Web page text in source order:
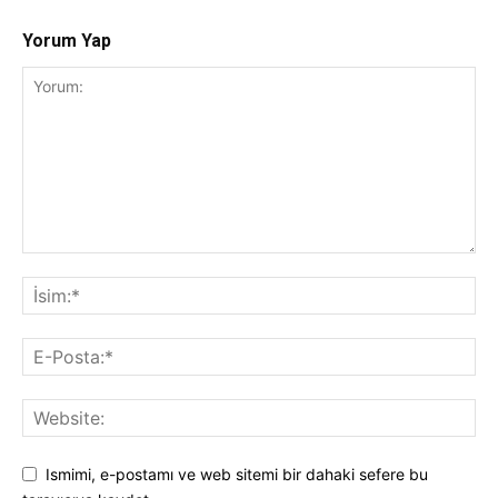
Yorum Yap
Ismimi, e-postamı ve web sitemi bir dahaki sefere bu